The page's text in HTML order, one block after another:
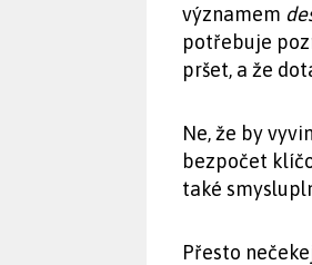
významem
potřebuje
pršet, a že
Ne, že by
bezpočet
také
Přesto